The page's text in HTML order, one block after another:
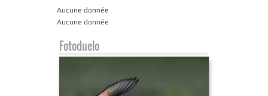
Aucune donnée
Aucune donnée
Fotoduelo